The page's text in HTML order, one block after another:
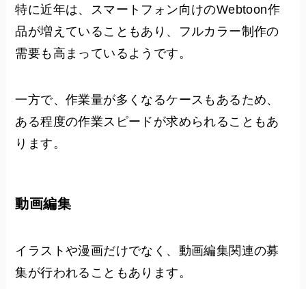
特に近年は、スマートフォン向けのWebtoon作
品が増えていることもあり、フルカラー制作の
需要も高まっているようです。
一方で、作業量が多くなるケースもあるため、
ある程度の作業スピードが求められることもあ
ります。
動画編集
イラストや漫画だけでなく、動画編集関連の募
集が行われることもあります。